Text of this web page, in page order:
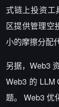
式链上投资工
区提供管理空
小的摩擦分配
另据，Web3
Web3 的 LLM
题。 Web3 优